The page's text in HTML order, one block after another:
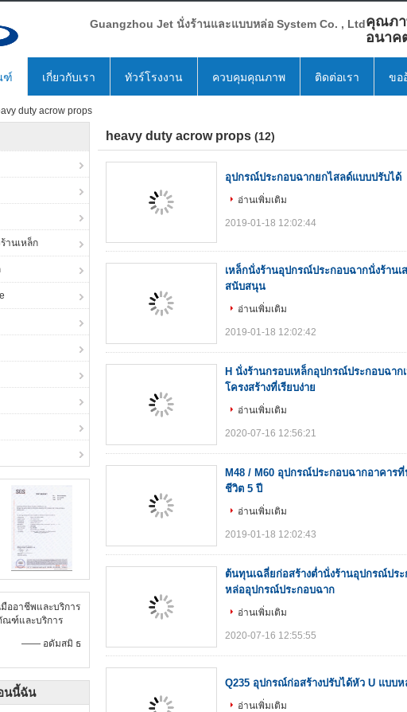
Guangzhou Jet นั่งร้านและแบบหล่อ System Co. , Ltdคุณภ
อนาค
ฑ์ เกี่ยวกับเรา ทัวร์โรงงาน ควบคุมคุณภาพ ติดต่อเรา ขอ
duty acrow props
านเหล็ก
ออาชีพและบริการ
ณฑ์และบริการ
—— อดัมสมิ ธ
นนี้ฉัน
heavy duty acrow props (12)
อุปกรณ์ประกอบฉากยกไสลด์แบบปรับได้
อ่านเพิ่มเติม
2019-01-18 12:02:44
เหล็กนั่งร้านอุปกรณ์ประกอบฉากนั่งร้าน
สนับสนุน
อ่านเพิ่มเติม
2019-01-18 12:02:42
H นั่งร้านกรอบเหล็กอุปกรณ์ประกอบฉา
โครงสร้างที่เรียบง่าย
อ่านเพิ่มเติม
2020-07-16 12:56:21
M48 / M60 อุปกรณ์ประกอบฉากอาคาร
ชีวิต 5 ปี
อ่านเพิ่มเติม
2019-01-18 12:02:43
ต้นทุนเฉลี่ยก่อสร้างต่ำนั่งร้านอุปกรณ์ปร
หล่ออุปกรณ์ประกอบฉาก
อ่านเพิ่มเติม
2020-07-16 12:55:55
Q235 อุปกรณ์ก่อสร้างปรับได้หัว U แบบห
อ่านเพิ่มเติม